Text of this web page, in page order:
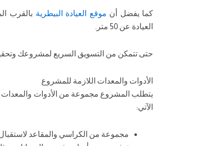
كما يفضل أن موقع العيادة البيطرية بالقرب
العيادة عن 50 متر.
حتى تتمكن من التسويق السريع لمشروعك
الأدوات والمعدات اللازمة للمشروع
يتطلب المشروع مجموعة من الأدوات والمعدات
الآتي:
مجموعة من الكراسي والمقاعد لاستقبال